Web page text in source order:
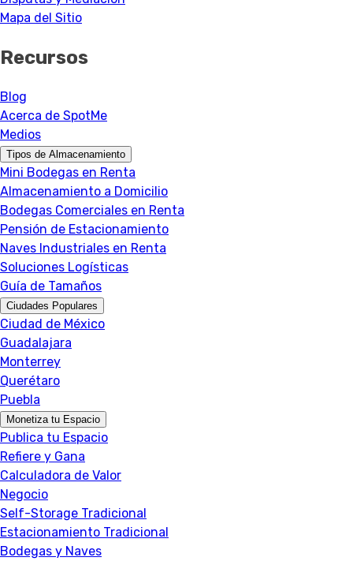
Mapa del Sitio
Recursos
Blog
Acerca de SpotMe
Medios
Tipos de Almacenamiento
Mini Bodegas en Renta
Almacenamiento a Domicilio
Bodegas Comerciales en Renta
Pensión de Estacionamiento
Naves Industriales en Renta
Soluciones Logísticas
Guía de Tamaños
Ciudades Populares
Ciudad de México
Guadalajara
Monterrey
Querétaro
Puebla
Monetiza tu Espacio
Publica tu Espacio
Refiere y Gana
Calculadora de Valor
Negocio
Self-Storage Tradicional
Estacionamiento Tradicional
Bodegas y Naves